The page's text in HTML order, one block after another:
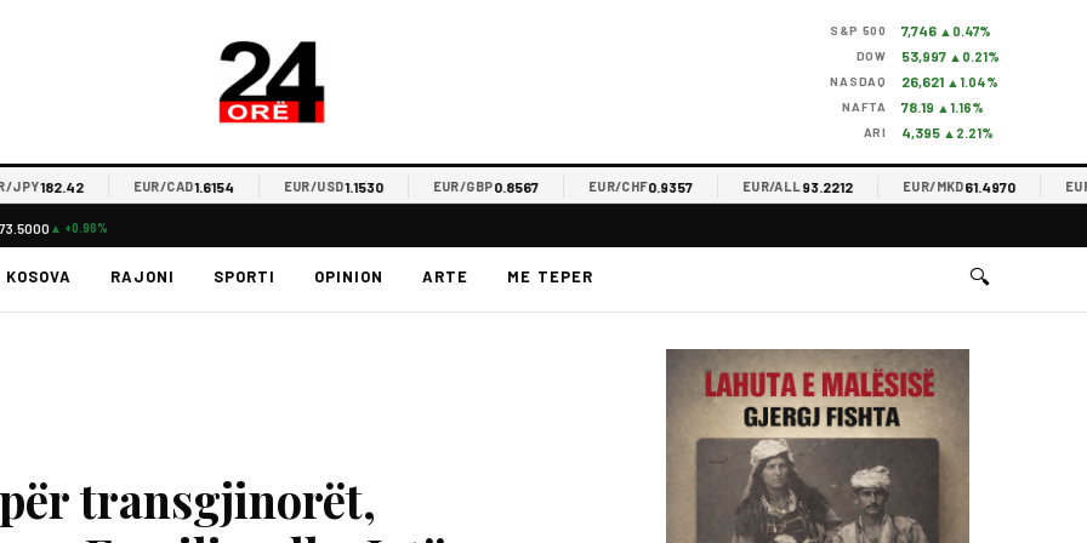
S&P 500 7,746 ▲0.47%
DOW 53,997 ▲0.21%
NASDAQ 26,621 ▲1.04%
NAFTA 78.19 ▲1.16%
ARI 4,395 ▲2.21%
182.42 EUR/CAD1.6154 EUR/USD1.1530 EUR/GBP0.8567 EUR/CHF0.9357 EUR/ALL93.2212 EUR/MKD61.4970 EUR/
▲ +0.96%
KOSOVA RAJONI SPORTI OPINION ARTE ME TEPER 🔍
transgjinorët,